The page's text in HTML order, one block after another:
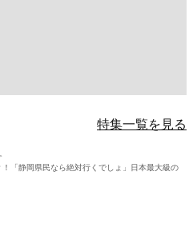
特集一覧を見る
「静岡県民なら絶対行くでしょ」日本最大級の